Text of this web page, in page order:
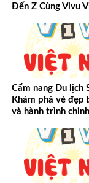
Đến Z Cùng Vivu
Cẩm nang Du lịch
Khám phá vẻ đẹp
và hành trình